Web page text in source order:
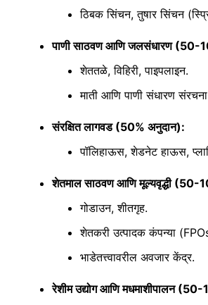
ठिबक सिंचन, तुषार सिंचन
पाणी साठवण आणि जलसंधारण(50-
शेततळे, विहिरी, पाइपलाइन.
माती आणि पाणी संधारण
संरक्षित लागवड(50% अनुदान):
पॉलिहाऊस, शेडनेट हाऊस,
शेतमाल साठवण आणि मूल्यवृद्धी(50-
गोडाउन, शीतगृह.
शेतकरी उत्पादक कंपन्या
भाडेतत्त्वावरील अवजार केंद्र.
रेशीम उद्योग आणि मधमाशीपालन(50-